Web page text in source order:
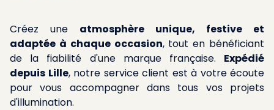
Créez une atmosphère unique, festive et
adaptée à chaque occasion, tout en bénéficiant
de la fiabilité d'une marque française. Expédié
depuis Lille, notre service client est à votre écoute
pour vous accompagner dans tous vos projets
d'illumination.